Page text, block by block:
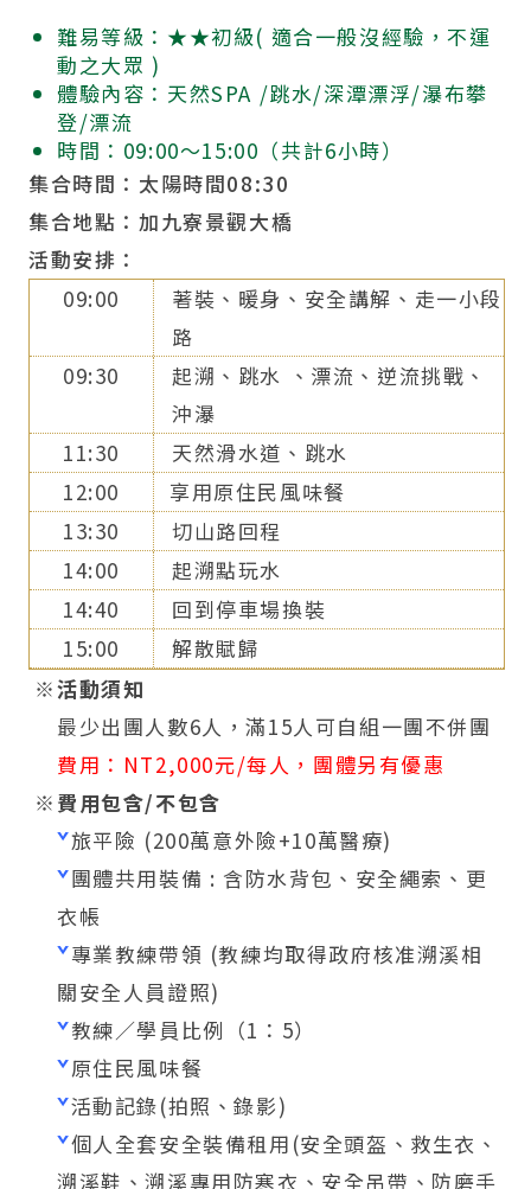
難易等級：★★初級( 適合一般沒經驗，不運
動之大眾 )
體驗內容：天然SPA /跳水/深潭漂浮/瀑布攀
登/漂流
時間：09:00～15:00（共計6小時）
集合時間：太陽時間08:30
集合地點：加九寮景觀大橋
活動安排：
09:00
著裝、暖身、安全講解、走一小段
路
09:30
起溯、跳水 、漂流、逆流挑戰、
沖瀑
11:30
天然滑水道、跳水
12:00
享用原住民風味餐
13:30
切山路回程
14:00
起溯點玩水
14:40
回到停車場換裝
15:00
解散賦歸
活動須知
最少出團人數6人，滿15人可自組一團不併團
費用：NT2,000元/每人，團體另有優惠
費用包含/不包含
ˇ旅平險 (200萬意外險+10萬醫療)
ˇ團體共用裝備 : 含防水背包、安全繩索、更
衣帳
ˇ專業教練帶領 (教練均取得政府核准溯溪相
關安全人員證照)
ˇ教練／學員比例（1：5）
ˇ原住民風味餐
ˇ活動記錄(拍照、錄影)
ˇ個人全套安全裝備租用(安全頭盔、救生衣、
溯溪鞋、溯溪專用防寒衣、安全吊帶、防磨手